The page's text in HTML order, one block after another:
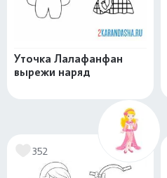
Уточка Лалафанфан
вырежи наряд
352